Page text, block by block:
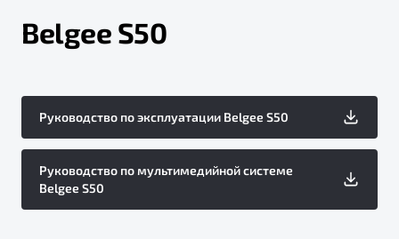
Belgee S50
Руководство по эксплуатации Belgee S50
Руководство по мультимедийной системе
Belgee S50